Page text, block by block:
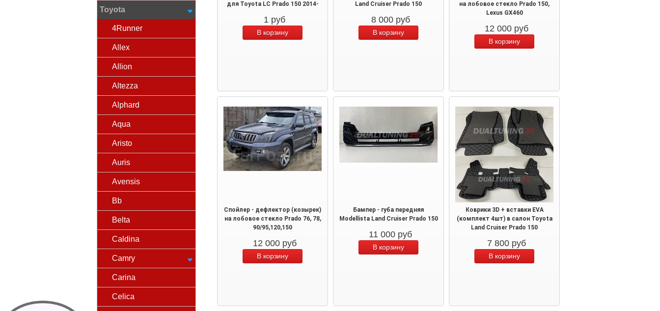
Toyota
4Runner
Allex
Allion
Altezza
Alphard
Aqua
Aristo
Auris
Avensis
Bb
Belta
Caldina
Camry
Carina
Celica
для Toyota LC Prado 150 2014-
1 руб
Land Cruiser Prado 150
8 000 руб
на лобовое стекло Prado 150,
Lexus GX460
12 000 руб
Спойлер - дефлектор (козырек)
на лобовое стекло Prado 76, 78,
90/95,120,150
12 000 руб
Бампер - губа передняя
Modellista Land Cruiser Prado 150
11 000 руб
Коврики 3D + вставки EVA
(комплект 4шт) в салон Toyota
Land Cruiser Prado 150
7 800 руб